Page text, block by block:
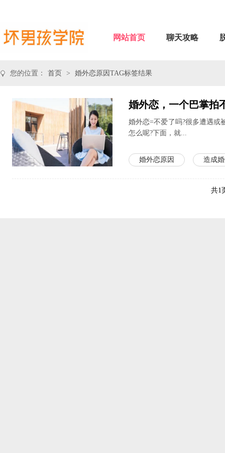
网站首页 聊天攻略
您的位置： 首页 > 婚外恋原因TAG标签结果
婚外恋，一个巴掌拍
婚外恋=不爱了吗?很多遭遇或
怎么呢?下面，就...
婚外恋原因 造成
共1